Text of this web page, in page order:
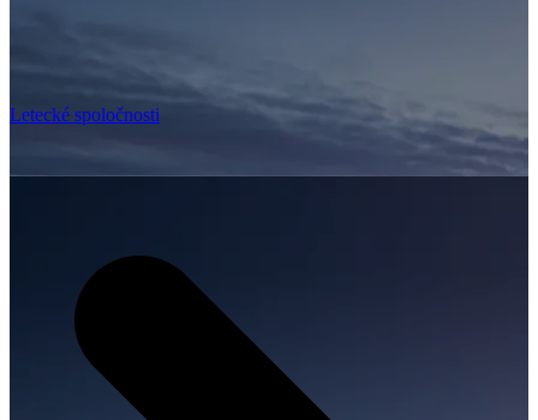
Letecké spoločnosti